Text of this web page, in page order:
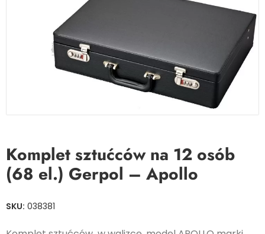
Komplet sztućców na 12 osób
(68 el.) Gerpol – Apollo
SKU: 038381